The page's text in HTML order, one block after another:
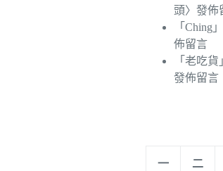
頭〉發佈
「Ching
佈留言
「老吃貨
發佈留言
一 二